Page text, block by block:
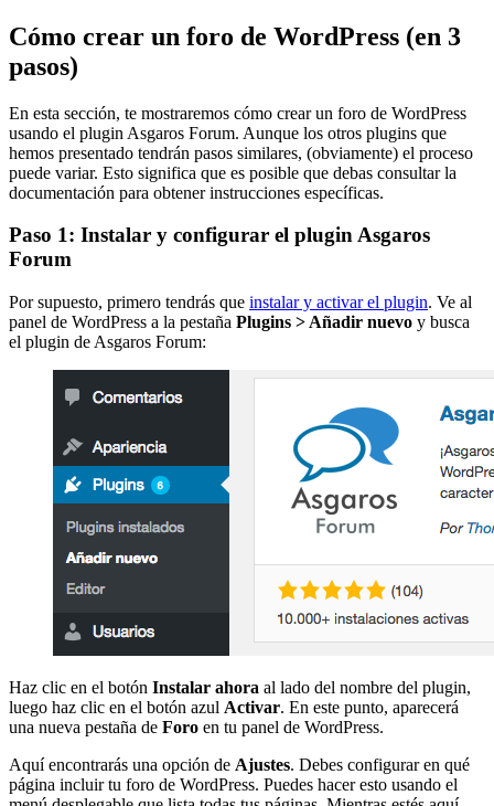
Cómo crear un foro de WordPress (en 3
pasos)
En esta sección, te mostraremos cómo crear un foro de WordPress
usando el plugin Asgaros Forum. Aunque los otros plugins que
hemos presentado tendrán pasos similares, (obviamente) el proceso
puede variar. Esto significa que es posible que debas consultar la
documentación para obtener instrucciones específicas.
Paso 1: Instalar y configurar el plugin Asgaros
Forum
Por supuesto, primero tendrás que instalar y activar el plugin. Ve al
panel de WordPress a la pestaña Plugins > Añadir nuevo y busca
el plugin de Asgaros Forum:
Haz clic en el botón Instalar ahora al lado del nombre del plugin,
luego haz clic en el botón azul Activar. En este punto, aparecerá
una nueva pestaña de Foro en tu panel de WordPress.
Aquí encontrarás una opción de Ajustes. Debes configurar en qué
página incluir tu foro de WordPress. Puedes hacer esto usando el